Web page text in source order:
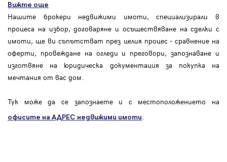
Вижте още
Нашите брокери недвижими имоти, специализирали в
процеса на избор, договаряне и осъществяване на сделки с
имоти, ще ви съпътстват през целия процес - сравнение на
оферти, провеждане на огледи и преговори, запознаване и
изготвяне на юридическа документация за покупка на
мечтания от вас дом.
Тук може да се запознаете и с местоположението на
офисите на АДРЕС недвижими имоти.